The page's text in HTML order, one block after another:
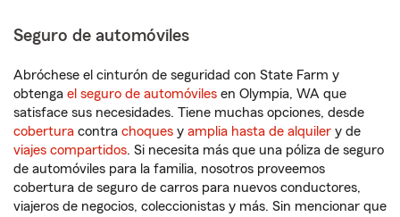
Seguro de automóviles
Abróchese el cinturón de seguridad con State Farm y
obtenga el seguro de automóviles en Olympia, WA que
satisface sus necesidades. Tiene muchas opciones, desde
cobertura contra choques y amplia hasta de alquiler y de
viajes compartidos. Si necesita más que una póliza de seguro
de automóviles para la familia, nosotros proveemos
cobertura de seguro de carros para nuevos conductores,
viajeros de negocios, coleccionistas y más. Sin mencionar que